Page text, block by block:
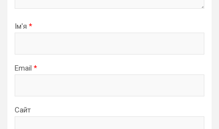
Ім'я *
Email *
Сайт